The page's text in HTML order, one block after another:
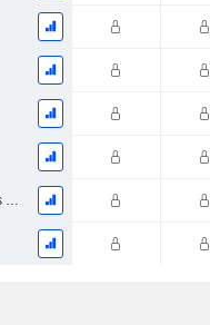
Provision cumulée pour créances douteuses (Supple)